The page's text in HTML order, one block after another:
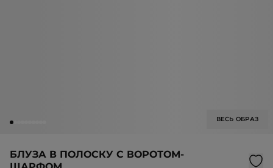
ВЕСЬ ОБРАЗ
БЛУЗА В ПОЛОСКУ С ВОРОТОМ-